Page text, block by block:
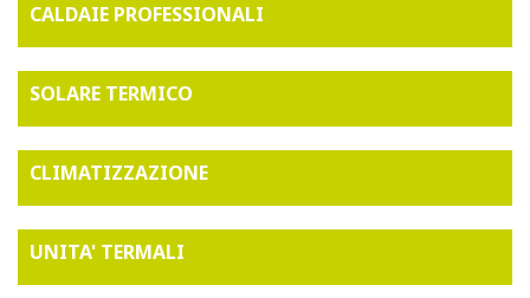
CALDAIE PROFESSIONALI
SOLARE TERMICO
CLIMATIZZAZIONE
UNITA' TERMALI